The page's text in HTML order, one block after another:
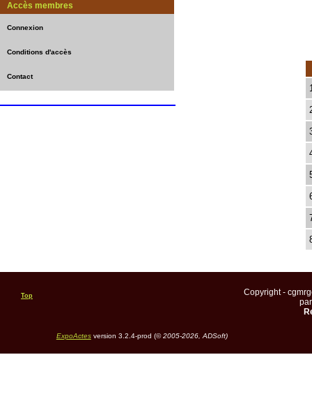
Accès membres
Connexion
Conditions d'accès
Contact
Top
Copyright -
ExpoActesversion 3.2.4-prod (©2005-2026, ADSoft)